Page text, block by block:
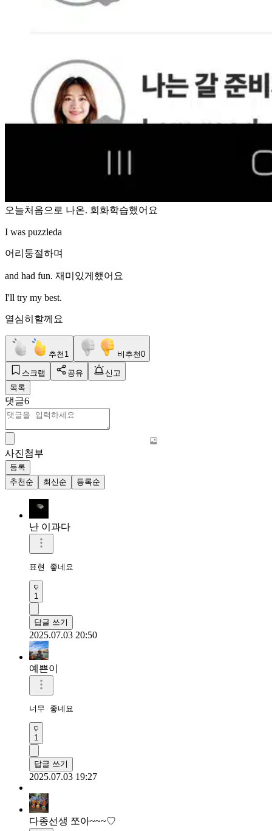
오늘처음으로 나온. 회화학습했어요
I was puzzleda
어리둥절하며
and had fun. 재미있게했어요
I'll try my best.
열심히할께요
추천 1 비추천0
스크랩 공유
신고
목록
댓글6
사진첨부
등록
추천순
최신순 등록순
난 이과다
표현 좋네요
1
답글 쓰기
2025.07.03 20:50
예쁜이
너무 좋네요
1
답글 쓰기
2025.07.03 19:27
다종선생 쪼아~~~♡